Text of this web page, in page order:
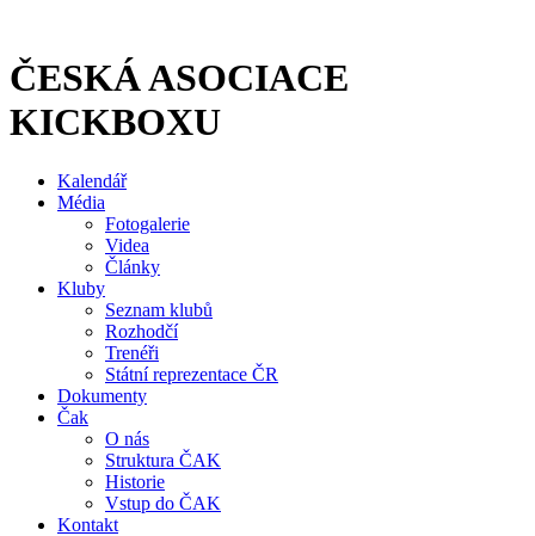
obsahu
ČESKÁ ASOCIACE
KICKBOXU
Kalendář
Média
Fotogalerie
Videa
Články
Kluby
Seznam klubů
Rozhodčí
Trenéři
Státní reprezentace ČR
Dokumenty
Čak
O nás
Struktura ČAK
Historie
Vstup do ČAK
Kontakt